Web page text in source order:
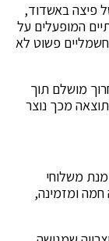
פיצה באשדוד,
המופעלים על
פשוט לא
מושלם תוך
מכך נוצר
משלוחי
חמה ומזמינה,